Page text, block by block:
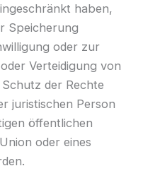
haben,
Speicherung
oder zur
Verteidigung von
der Rechte
juristischen Person
öffentlichen
oder eines